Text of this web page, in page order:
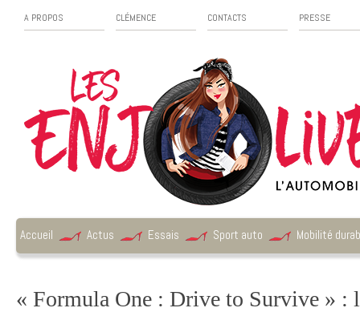
A PROPOS CLÉMENCE CONTACTS PRESSE
Accueil Actus Essais Sport auto Mobilité
« Formula One : Drive to Survive » :